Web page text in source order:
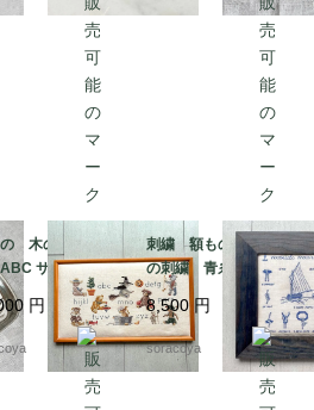
木のフレー
サンプラー
クロスステッ
案 クマの物
円
刺繍 額もの ヨット
の刺繍 青糸 青フレ
ーム 12otdg45-2
8,500円
soracoya